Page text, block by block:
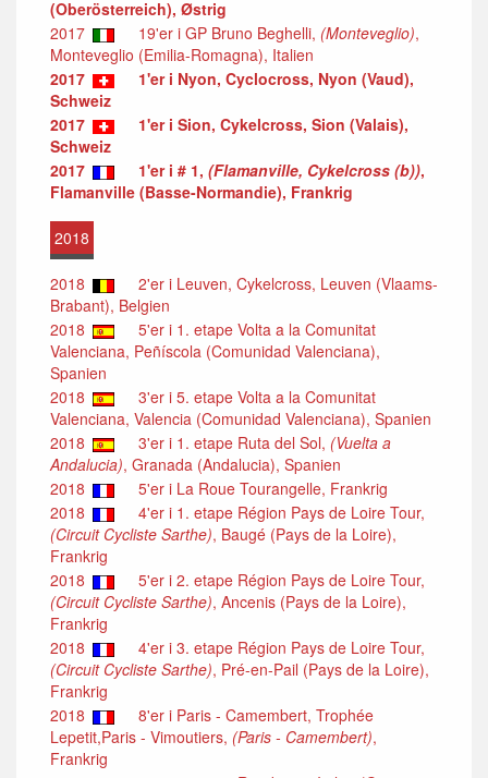
(Oberösterreich), Østrig
2017
19'er i GP Bruno Beghelli, (Monteveglio),
Monteveglio (Emilia-Romagna), Italien
2017
1'er i Nyon, Cyclocross, Nyon (Vaud),
Schweiz
2017
1'er i Sion, Cykelcross, Sion (Valais),
Schweiz
2017
1'er i # 1, (Flamanville, Cykelcross (b)),
Flamanville (Basse-Normandie), Frankrig
2018
2018
2'er i Leuven, Cykelcross, Leuven (Vlaams-
Brabant), Belgien
2018
5'er i 1. etape Volta a la Comunitat
Valenciana, Peñíscola (Comunidad Valenciana),
Spanien
2018
3'er i 5. etape Volta a la Comunitat
Valenciana, Valencia (Comunidad Valenciana), Spanien
2018
3'er i 1. etape Ruta del Sol, (Vuelta a
Andalucia), Granada (Andalucia), Spanien
2018
5'er i La Roue Tourangelle, Frankrig
2018
4'er i 1. etape Région Pays de Loire Tour,
(Circuit Cycliste Sarthe), Baugé (Pays de la Loire),
Frankrig
2018
5'er i 2. etape Région Pays de Loire Tour,
(Circuit Cycliste Sarthe), Ancenis (Pays de la Loire),
Frankrig
2018
4'er i 3. etape Région Pays de Loire Tour,
(Circuit Cycliste Sarthe), Pré-en-Pail (Pays de la Loire),
Frankrig
2018
8'er i Paris - Camembert, Trophée
Lepetit,Paris - Vimoutiers, (Paris - Camembert),
Frankrig